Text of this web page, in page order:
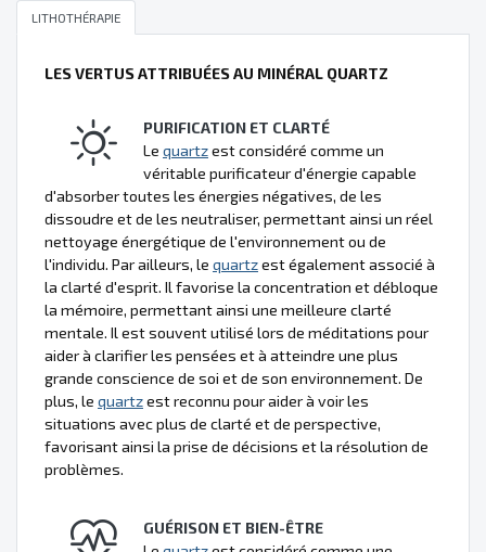
LITHOTHÉRAPIE
LES VERTUS ATTRIBUÉES AU MINÉRAL QUARTZ
PURIFICATION ET CLARTÉ
Le quartzest considéré comme un
véritable purificateur d'énergie capable
d'absorber toutes les énergies négatives, de les
dissoudre et de les neutraliser, permettant ainsi un réel
nettoyage énergétique de l'environnement ou de
l'individu. Par ailleurs, le quartzest également associé à
la clarté d'esprit. Il favorise la concentration et débloque
la mémoire, permettant ainsi une meilleure clarté
mentale. Il est souvent utilisé lors de méditations pour
aider à clarifier les pensées et à atteindre une plus
grande conscience de soi et de son environnement. De
plus, le quartzest reconnu pour aider à voir les
situations avec plus de clarté et de perspective,
favorisant ainsi la prise de décisions et la résolution de
problèmes.
GUÉRISON ET BIEN-ÊTRE